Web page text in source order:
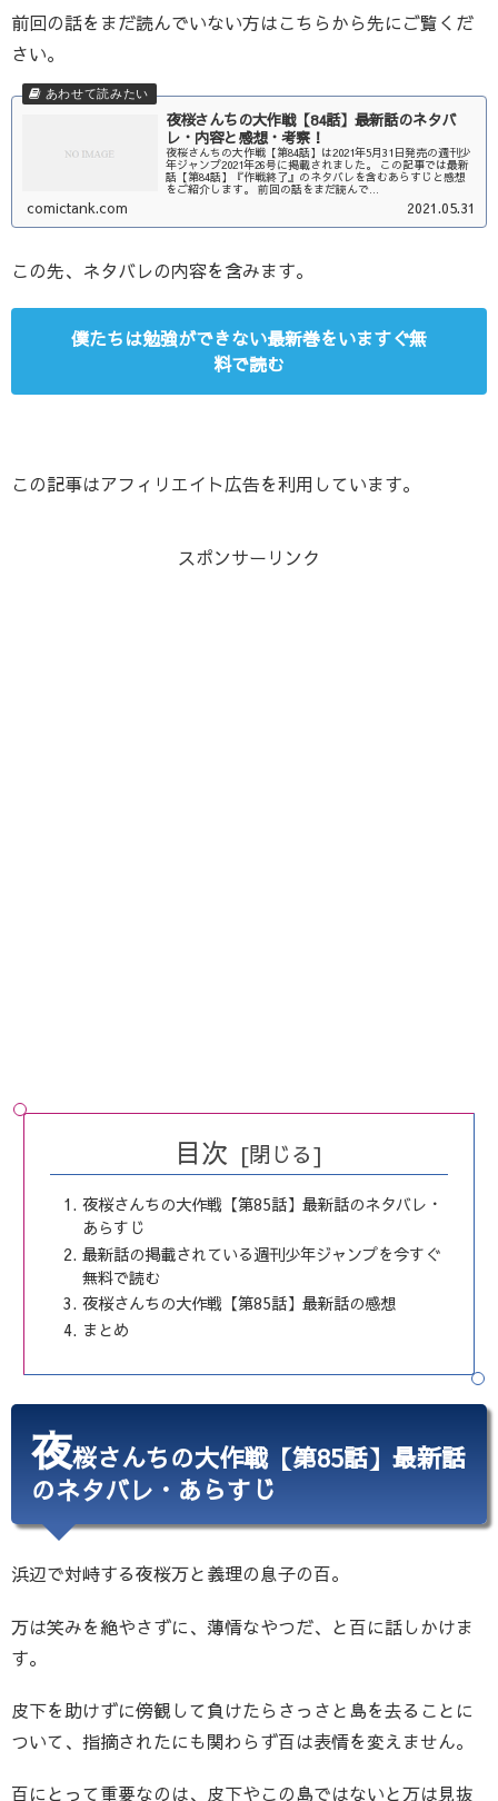
前回の話をまだ読んでいない方はこちらから先にご覧くだ
さい。
夜桜さんちの大作戦【84話】最新話のネタバ
レ・内容と感想・考察！
夜桜さんちの大作戦【第84話】は2021年5月31日発売の週刊少
年ジャンプ2021年26号に掲載されました。 この記事では最新
話【第84話】『作戦終了』のネタバレを含むあらすじと感想
をご紹介します。 前回の話をまだ読んで...
comictank.com 2021.05.31
この先、ネタバレの内容を含みます。
僕たちは勉強ができない最新巻をいますぐ無
料で読む
この記事はアフィリエイト広告を利用しています。
スポンサーリンク
目次
夜桜さんちの大作戦【第85話】最新話のネタバレ・
あらすじ
最新話の掲載されている週刊少年ジャンプを今すぐ
無料で読む
夜桜さんちの大作戦【第85話】最新話の感想
まとめ
夜桜さんちの大作戦【第85話】最新話
のネタバレ・あらすじ
浜辺で対峙する夜桜万と義理の息子の百。
万は笑みを絶やさずに、薄情なやつだ、と百に話しかけま
す。
皮下を助けずに傍観して負けたらさっさと島を去ることに
ついて、指摘されたにも関わらず百は表情を変えません。
百にとって重要なのは、皮下やこの島ではないと万は見抜